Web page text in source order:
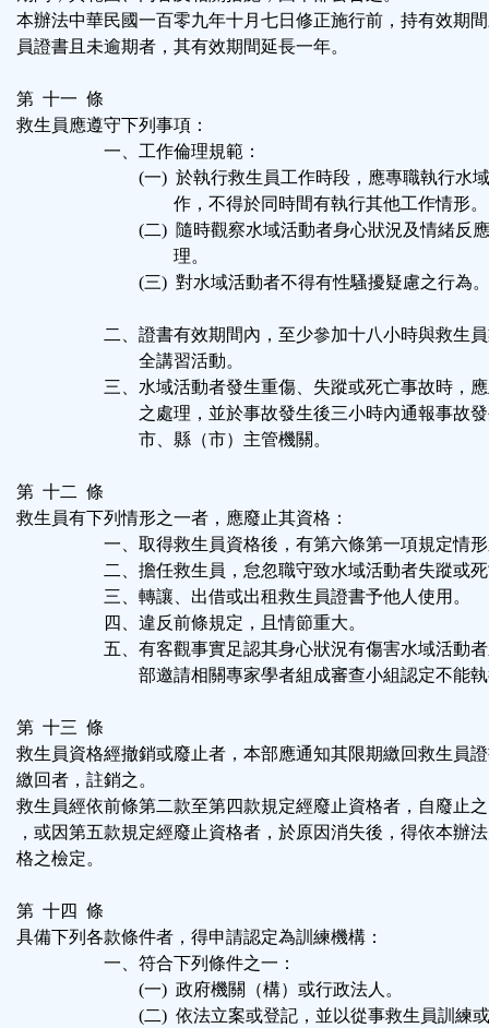
本辦法中華民國一百零九年十月七日修正施行前，持有效期
員證書且未逾期者，其有效期間延長一年。
第 十一 條
救生員應遵守下列事項：
一、工作倫理規範：
(一) 於執行救生員工作時段，應專職執行水域
作，不得於同時間有執行其他工作情形。
(二) 隨時觀察水域活動者身心狀況及情緒反應
理。
(三) 對水域活動者不得有性騷擾疑慮之行為。
二、證書有效期間內，至少參加十八小時與救生員
全講習活動。
三、水域活動者發生重傷、失蹤或死亡事故時，應
之處理，並於事故發生後三小時內通報事故發
市、縣（市）主管機關。
第 十二 條
救生員有下列情形之一者，應廢止其資格：
一、取得救生員資格後，有第六條第一項規定情形
二、擔任救生員，怠忽職守致水域活動者失蹤或死
三、轉讓、出借或出租救生員證書予他人使用。
四、違反前條規定，且情節重大。
五、有客觀事實足認其身心狀況有傷害水域活動者
部邀請相關專家學者組成審查小組認定不能執
第 十三 條
救生員資格經撤銷或廢止者，本部應通知其限期繳回救生員
繳回者，註銷之。
救生員經依前條第二款至第四款規定經廢止資格者，自廢止
，或因第五款規定經廢止資格者，於原因消失後，得依本辦
格之檢定。
第 十四 條
具備下列各款條件者，得申請認定為訓練機構：
一、符合下列條件之一：
(一) 政府機關（構）或行政法人。
(二) 依法立案或登記，並以從事救生員訓練或